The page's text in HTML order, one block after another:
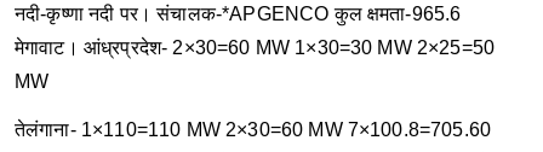
नदी-कृष्णा नदी पर। संचालक-*APGENCO कुल क्षमता-965.6
मेगावाट। आंध्रप्रदेश- 2×30=60 MW 1×30=30 MW 2×25=50
MW
तेलंगाना- 1×110=110 MW 2×30=60 MW 7×100.8=705.60